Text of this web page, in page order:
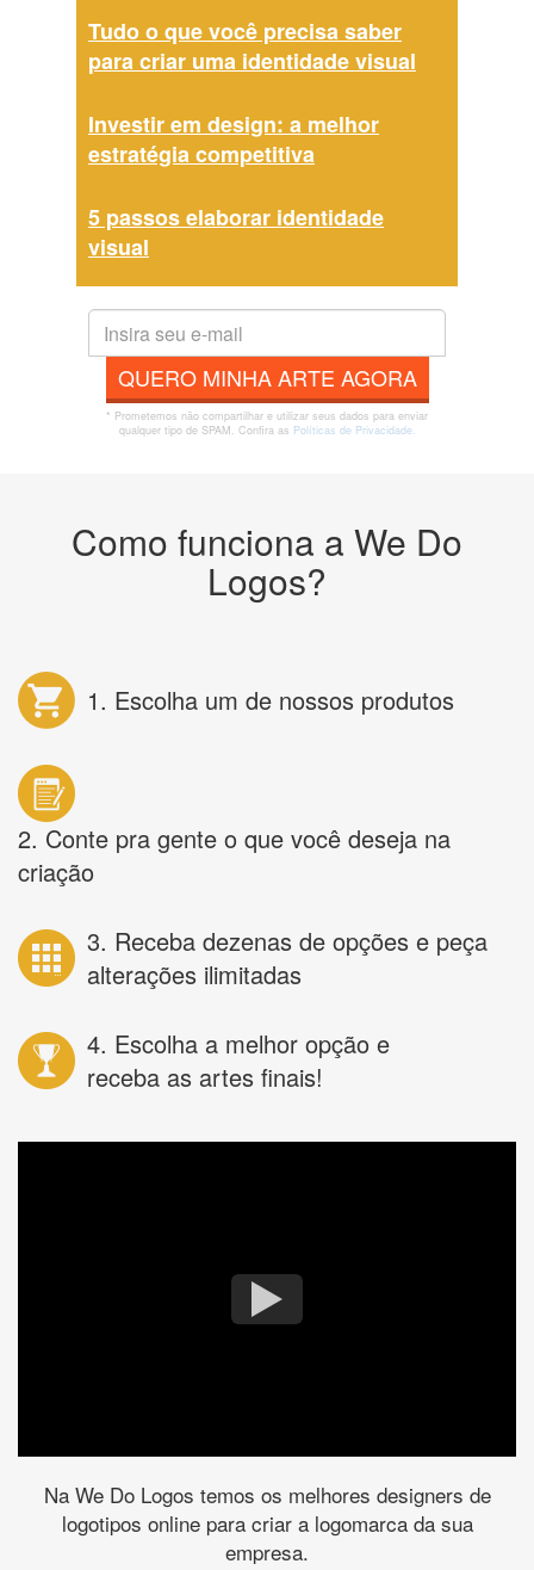
Tudo o que você precisa saber
para criar uma identidade visual
Investir em design: a melhor
estratégia competitiva
5 passos elaborar identidade
visual
QUERO MINHA ARTE AGORA
* Prometemos não compartilhar e utilizar seus dados para enviar
qualquer tipo de SPAM. Confira as Políticas de Privacidade.
Como funciona a We Do
Logos?
1. Escolha um de nossos produtos
2. Conte pra gente o que você deseja na
criação
3. Receba dezenas de opções e peça
alterações ilimitadas
4. Escolha a melhor opção e
receba as artes finais!
Na We Do Logos temos os melhores designers de
logotipos online para criar a logomarca da sua
empresa.